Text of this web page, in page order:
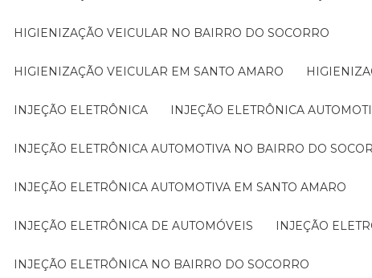
HIGIENIZAÇÃO VEICULAR NO BAIRRO DO SOCORRO
HIGIENIZAÇÃO VEICULAR EM SANTO AMARO
INJEÇÃO ELETRÔNICA INJEÇÃO ELETRÔNICA
INJEÇÃO ELETRÔNICA AUTOMOTIVA NO BAIRRO DO
INJEÇÃO ELETRÔNICA AUTOMOTIVA EM SANTO AMARO
INJEÇÃO ELETRÔNICA DE AUTOMÓVEIS INJEÇÃO
INJEÇÃO ELETRÔNICA NO BAIRRO DO SOCORRO